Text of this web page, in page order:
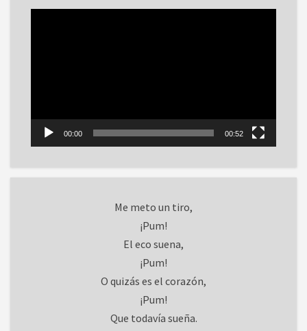
00:00 00:52
Me meto un tiro,
¡Pum!
El eco suena,
¡Pum!
O quizás es el corazón,
¡Pum!
Que todavía sueña.